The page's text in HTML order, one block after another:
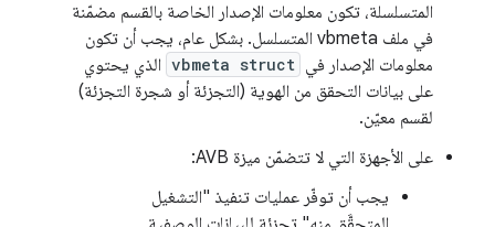
المتسلسلة، تكون معلومات الإصدار الخاصة بالقسم مضمّنة
في ملف vbmeta المتسلسل. بشكل عام، يجب أن تكون
معلومات الإصدار في vbmeta struct الذي يحتوي
على بيانات التحقق من الهوية (التجزئة أو شجرة التجزئة)
لقسم معيّن.
على الأجهزة التي لا تتضمّن ميزة AVB:
يجب أن توفّر عمليات تنفيذ "التشغيل